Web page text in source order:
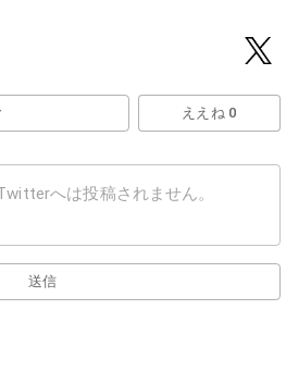
ええね 0
送信